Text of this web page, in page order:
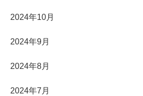
2024年10月
2024年9月
2024年8月
2024年7月